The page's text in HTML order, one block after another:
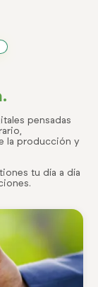
pensadas
la producción y
tu día a día